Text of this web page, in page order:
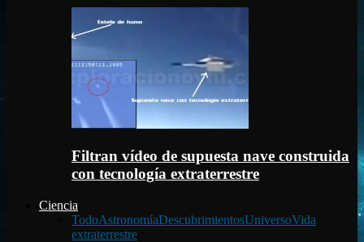
Filtran vídeo de supuesta nave construida
con tecnología extraterrestre
Ciencia
TodoAstronomíaDescubrimientosUniversoVida
extraterrestre